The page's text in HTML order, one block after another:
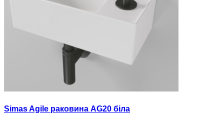
Simas Agile раковина AG20 біла